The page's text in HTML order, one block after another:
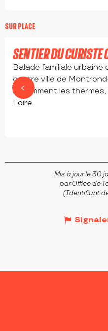
SUR PLACE
SENTIER DU CURISTE
Balade familiale urbaine
centre ville de
notamment les
Loire.
Mis à jour le 30
par Office de
(Identifiant